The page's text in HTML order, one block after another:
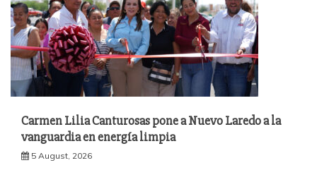
Carmen Lilia Canturosas pone a Nuevo Laredo a la
vanguardia en energía limpia
5 August, 2026